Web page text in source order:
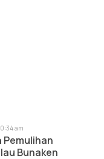
am
Pemulihan
Bunaken